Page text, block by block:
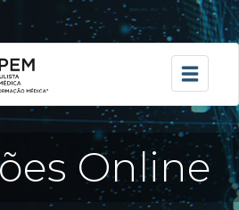
Online